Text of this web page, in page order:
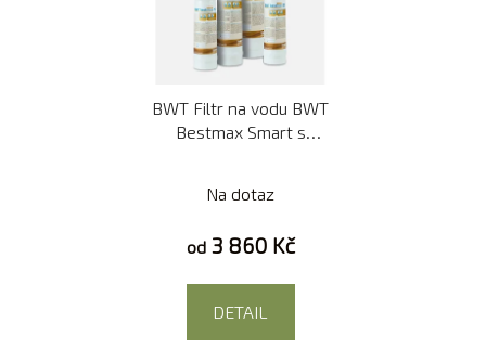
BWT Filtr na vodu BWT
Bestmax Smart s
Na dotaz
od3 860 Kč
DETAIL